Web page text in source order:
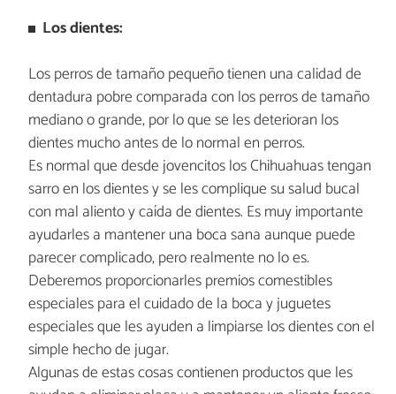
Los dientes:
Los perros de tamaño pequeño tienen una calidad de
dentadura pobre comparada con los perros de tamaño
mediano o grande, por lo que se les deterioran los
dientes mucho antes de lo normal en perros.
Es normal que desde jovencitos los Chihuahuas tengan
sarro en los dientes y se les complique su salud bucal
con mal aliento y caída de dientes. Es muy importante
ayudarles a mantener una boca sana aunque puede
parecer complicado, pero realmente no lo es.
Deberemos proporcionarles premios comestibles
especiales para el cuidado de la boca y juguetes
especiales que les ayuden a limpiarse los dientes con el
simple hecho de jugar.
Algunas de estas cosas contienen productos que les